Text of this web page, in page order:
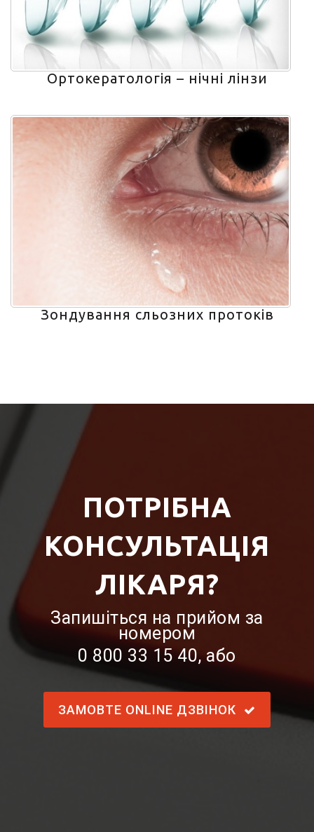
Ортокератологія – нічні лінзи
Зондування сльозних протоків
ПОТРІБНА
КОНСУЛЬТАЦІЯ
ЛІКАРЯ?
Запишіться на прийом за
номером
0 800 33 15 40, або
ЗАМОВТЕ ONLINE ДЗВІНОК